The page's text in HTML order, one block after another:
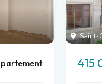
Saint-
415